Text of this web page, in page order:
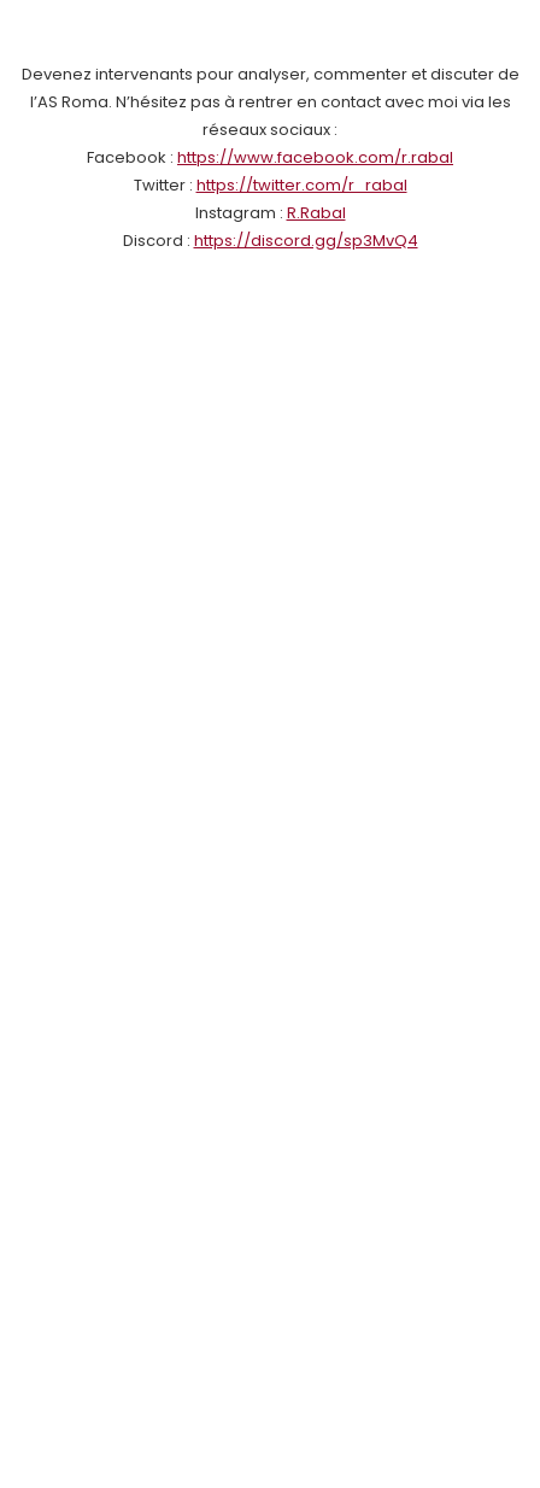
Devenez intervenants pour analyser, commenter et discuter de
l’AS Roma. N’hésitez pas à rentrer en contact avec moi via les
réseaux sociaux :
Facebook : https://www.facebook.com/r.rabal
Twitter : https://twitter.com/r_rabal
Instagram : R.Rabal
Discord : https://discord.gg/sp3MvQ4